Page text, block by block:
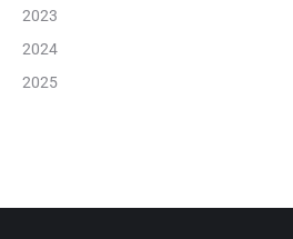
2023
2024
2025